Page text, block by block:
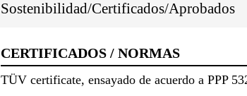
Sostenibilidad/Certificados/Aprobados
CERTIFICADOS / NORMAS
TÜV certificate, ensayado de acuerdo a PPP